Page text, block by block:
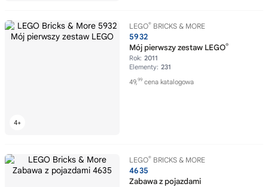
LEGO® BRICKS & MORE
5932
Mój pierwszy zestaw LEGO®
Rok: 2011
Elementy: 231
49,99 cena katalogowa
LEGO® BRICKS & MORE
4635
Zabawa z pojazdami